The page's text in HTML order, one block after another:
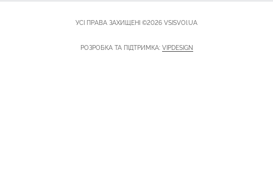
УСІ ПРАВА ЗАХИЩЕНІ ©2026 VSISVOI.UA
РОЗРОБКА ТА ПІДТРИМКА: VIPDESIGN